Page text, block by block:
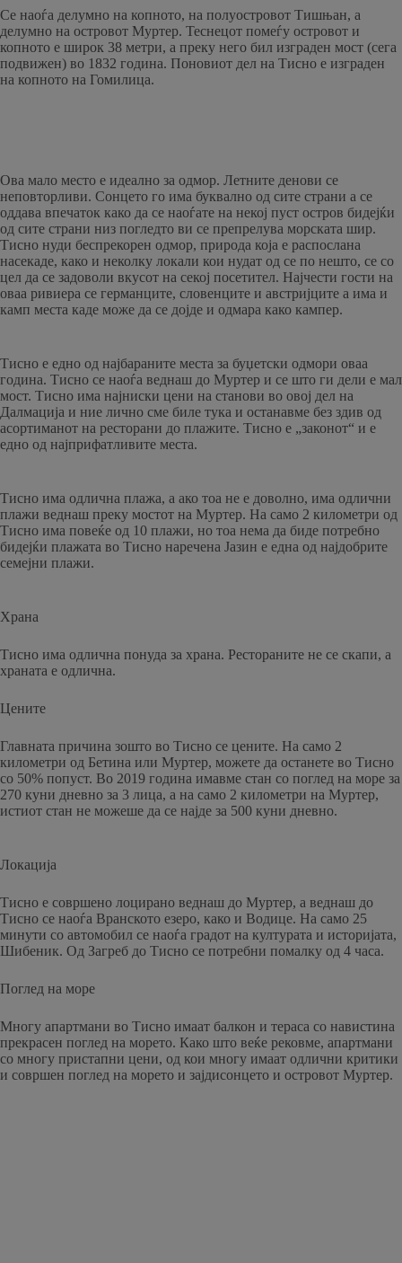
Се наоѓа делумно на копното, на полуостровот Тишњан, а
делумно на островот Муртер. Теснецот помеѓу островот и
копното е широк 38 метри, а преку него бил изграден мост (сега
подвижен) во 1832 година. Поновиот дел на Тисно е изграден
на копното на Гомилица.
Ова мало место е идеално за одмор. Летните денови се
неповторливи. Сонцето го има буквално од сите страни а се
оддава впечаток како да се наоѓате на некој пуст остров бидејќи
од сите страни низ погледто ви се препрелува морската шир.
Тисно нуди беспрекорен одмор, природа која е распослана
насекаде, како и неколку локали кои нудат од се по нешто, се со
цел да се задоволи вкусот на секој посетител. Најчести гости на
оваа ривиера се германците, словенците и австријците а има и
камп места каде може да се дојде и одмара како кампер.
Тисно е едно од најбараните места за буџетски одмори оваа
година. Тисно се наоѓа веднаш до Муртер и се што ги дели е мал
мост. Тисно има најниски цени на станови во овој дел на
Далмација и ние лично сме биле тука и останавме без здив од
асортиманот на ресторани до плажите. Тисно е „законот“ и е
едно од најприфатливите места.
Тисно има одлична плажа, а ако тоа не е доволно, има одлични
плажи веднаш преку мостот на Муртер. На само 2 километри од
Тисно има повеќе од 10 плажи, но тоа нема да биде потребно
бидејќи плажата во Тисно наречена Јазин е една од најдобрите
семејни плажи.
Храна
Тисно има одлична понуда за храна. Рестораните не се скапи, а
храната е одлична.
Цените
Главната причина зошто во Тисно се цените. На само 2
километри од Бетина или Муртер, можете да останете во Тисно
со 50% попуст. Во 2019 година имавме стан со поглед на море за
270 куни дневно за 3 лица, а на само 2 километри на Муртер,
истиот стан не можеше да се најде за 500 куни дневно.
Локација
Тисно е совршено лоцирано веднаш до Муртер, а веднаш до
Тисно се наоѓа Вранското езеро, како и Водице. На само 25
минути со автомобил се наоѓа градот на културата и историјата,
Шибеник. Од Загреб до Тисно се потребни помалку од 4 часа.
Поглед на море
Многу апартмани во Тисно имаат балкон и тераса со навистина
прекрасен поглед на морето. Како што веќе рековме, апартмани
со многу пристапни цени, од кои многу имаат одлични критики
и совршен поглед на морето и зајдисонцето и островот Муртер.